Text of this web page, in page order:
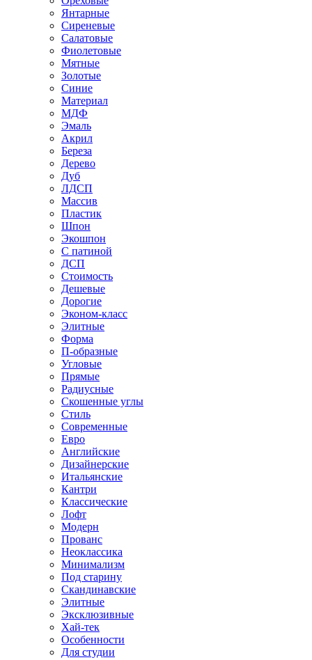
Янтарные
Сиреневые
Салатовые
Фиолетовые
Мятные
Золотые
Синие
Материал
МДФ
Эмаль
Акрил
Береза
Дерево
Дуб
ЛДСП
Массив
Пластик
Шпон
Экошпон
С патиной
ДСП
Стоимость
Дешевые
Дорогие
Эконом-класс
Элитные
Форма
П-образные
Угловые
Прямые
Радиусные
Скошенные углы
Стиль
Современные
Евро
Английские
Дизайнерские
Итальянские
Кантри
Классические
Лофт
Модерн
Прованс
Неоклассика
Минимализм
Под старину
Скандинавские
Элитные
Эксклюзивные
Хай-тек
Особенности
Для студии